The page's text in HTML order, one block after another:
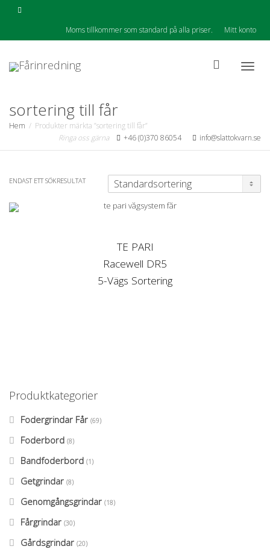
Moms tillkommer som standard på alla priser. Mitt konto
sortering till får
Hem
Produkter märkta ”sortering till får”
Ringa oss gärna
+46 (0)370 86054 info@slattokvarn.se
ENDAST ETT SÖKRESULTAT
TE PARI
Racewell DR5
5-Vägs Sortering
Produktkategorier
Fodergrindar Får (69)
Foderbord (8)
Bandfoderbord (1)
Getgrindar (8)
Genomgångsgrindar (18)
Fårgrindar (30)
Gårdsgrindar (20)